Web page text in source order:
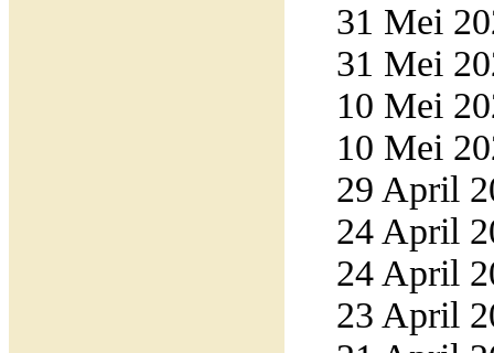
31 Mei
31 Mei
10 Mei
10 Mei
29 April
24 April
24 April
23 April